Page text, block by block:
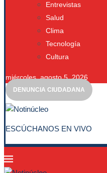
Entrevistas
Salud
Clima
Tecnología
Cultura
miércoles, agosto 5, 2026
DENUNCIA CIUDADANA
ESCÚCHANOS EN VIVO